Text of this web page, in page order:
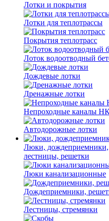
Лотки и покрытия
Лотки для теплотрассы
Покрытия теплотрасс
Лоток водоотводный
Дождевые лотки
Дренажные лотки
Непроходные каналы
Автодорожные лотки
Люки, дождеприемники,
лестницы, решетки
Люки канализационные
Дождеприемники,
Лестницы, стремянки